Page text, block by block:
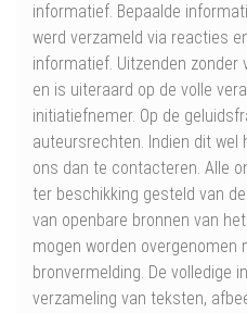
informatief. Bepaalde
werd verzameld via reacties
informatief. Uitzenden zonder
en is uiteraard op de volle
initiatiefnemer. Op de
auteursrechten. Indien dit wel
ons dan te contacteren. Alle
ter beschikking gesteld van
van openbare bronnen van
mogen worden overgenomen
bronvermelding. De volledige
verzameling van teksten,